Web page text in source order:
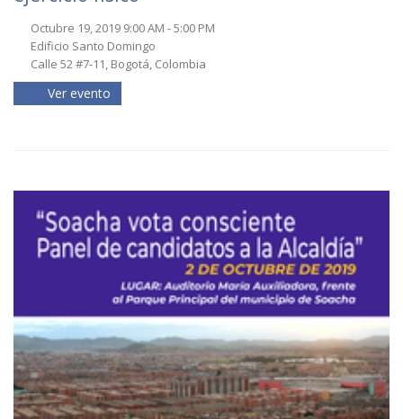
Octubre 19, 2019 9:00 AM - 5:00 PM
Edificio Santo Domingo
Calle 52 #7-11, Bogotá, Colombia
Ver evento